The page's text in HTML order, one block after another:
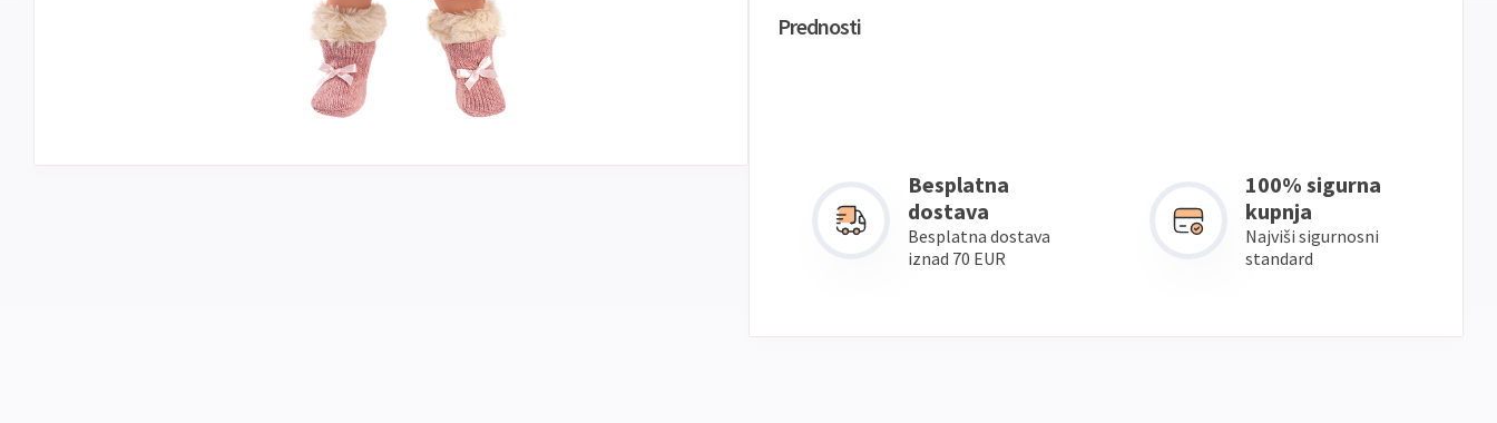
Prednosti
Besplatna
dostava
Besplatna dostava
iznad 70 EUR
100% sigurna
kupnja
Najviši sigurnosni
standard